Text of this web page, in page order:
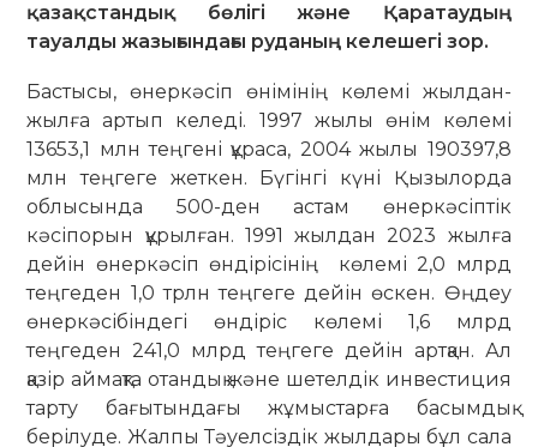
қазақстандық бөлігі және Қаратаудың
тауалды жазығындағы руданың келешегі зор.
Бастысы, өнеркәсіп өнімінің көлемі жылдан-
жылға артып келеді. 1997 жылы өнім көлемі
13653,1 млн теңгені құраса, 2004 жылы 190397,8
млн теңгеге жеткен. Бүгінгі күні Қызылорда
облысында 500-ден астам өнеркәсіптік
кәсіпорын құрылған. 1991 жылдан 2023 жылға
дейін өнеркәсіп өндірісінің көлемі 2,0 млрд
теңгеден 1,0 трлн теңгеге дейін өскен. Өңдеу
өнеркәсібіндегі өндіріс көлемі 1,6 млрд
теңгеден 241,0 млрд теңгеге дейін артқан. Ал
қазір аймақта отандық және шетелдік инвестиция
тарту бағытындағы жұмыстарға басымдық
берілуде. Жалпы Тәуелсіздік жылдары бұл сала